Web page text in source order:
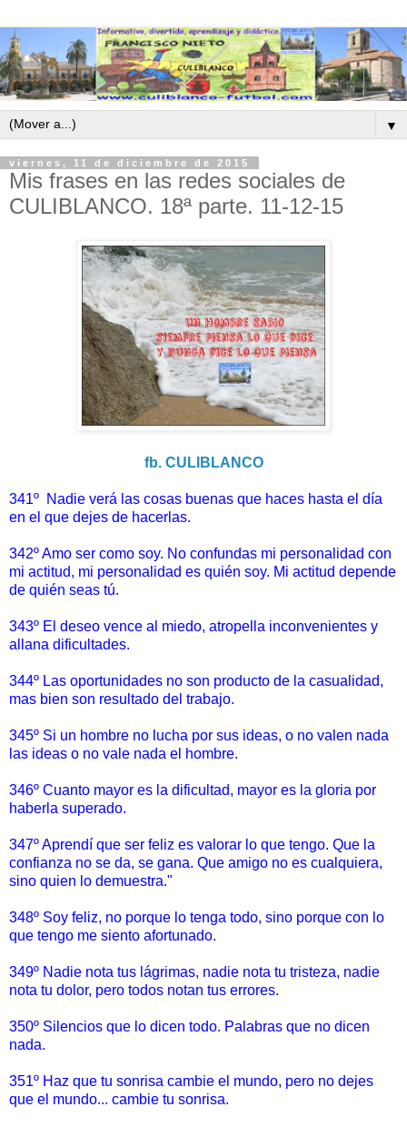
▼
viernes, 11 de diciembre de 2015
Mis frases en las redes sociales de
CULIBLANCO. 18ª parte. 11-12-15
fb. CULIBLANCO
341º Nadie verá las cosas buenas que haces hasta el día
en el que dejes de hacerlas.
342º Amo ser como soy. No confundas mi personalidad con
mi actitud, mi personalidad es quién soy. Mi actitud depende
de quién seas tú.
343º El deseo vence al miedo, atropella inconvenientes y
allana dificultades.
344º Las oportunidades no son producto de la casualidad,
mas bien son resultado del trabajo.
345º Si un hombre no lucha por sus ideas, o no valen nada
las ideas o no vale nada el hombre.
346º Cuanto mayor es la dificultad, mayor es la gloria por
haberla superado.
347º Aprendí que ser feliz es valorar lo que tengo. Que la
confianza no se da, se gana. Que amigo no es cualquiera,
sino quien lo demuestra."
348º Soy feliz, no porque lo tenga todo, sino porque con lo
que tengo me siento afortunado.
349º Nadie nota tus lágrimas, nadie nota tu tristeza, nadie
nota tu dolor, pero todos notan tus errores.
350º Silencios que lo dicen todo. Palabras que no dicen
nada.
351º Haz que tu sonrisa cambie el mundo, pero no dejes
que el mundo... cambie tu sonrisa.